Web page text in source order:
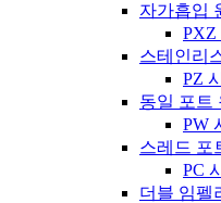
자가흡입
PXZ
스테인리
PZ
동일 포트
PW
스레드 포
PC
더블 임펠